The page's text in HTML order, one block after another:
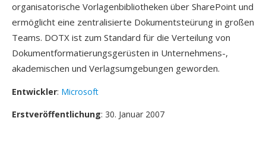
organisatorische Vorlagenbibliotheken über SharePoint und
ermöglicht eine zentralisierte Dokumentsteürung in großen
Teams. DOTX ist zum Standard für die Verteilung von
Dokumentformatierungsgerüsten in Unternehmens-,
akademischen und Verlagsumgebungen geworden.
Entwickler: Microsoft
Erstveröffentlichung: 30. Januar 2007